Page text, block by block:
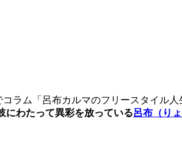
コラム「呂布カルマのフリースタイル
にわたって異彩を放っている呂布（り